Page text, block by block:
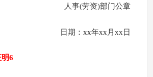
人事(劳资)部门公章
日期：xx年xx月xx日
6